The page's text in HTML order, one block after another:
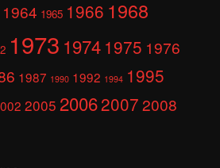
1964 1965 1966 1968
1973 1974 1975 1976
1987 1990 1992 1994 1995
2005 200620072008